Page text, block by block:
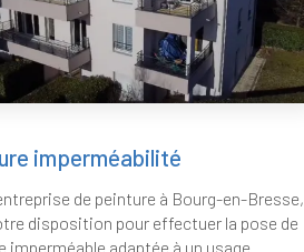
imperméabilité
de peinture à Bourg-en-Bresse,
disposition pour effectuer la pose de
imperméable adaptée à un usage